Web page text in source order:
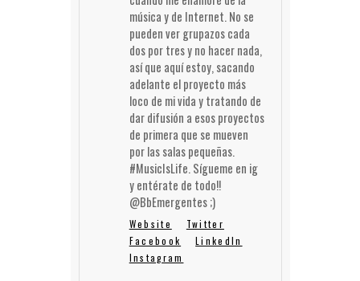
música y de Internet. No se
pueden ver grupazos cada
dos por tres y no hacer nada,
así que aquí estoy, sacando
adelante el proyecto más
loco de mi vida y tratando de
dar difusión a esos proyectos
de primera que se mueven
por las salas pequeñas.
#MusicIsLife. Sígueme en ig
y entérate de todo!!
@BbEmergentes ;)
Website
Twitter
Facebook
LinkedIn
Instagram